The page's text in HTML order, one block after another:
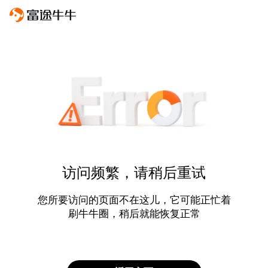
访问频繁，请稍后重试
您所要访问的页面不在这儿，它可能正忙着
刷牛牛圈，稍后就能恢复正常